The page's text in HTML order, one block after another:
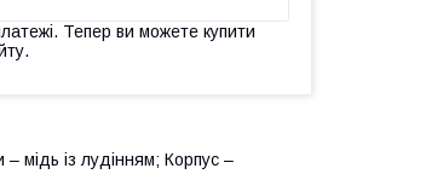
Тепер ви можете купити
мідь із лудінням; Корпус –